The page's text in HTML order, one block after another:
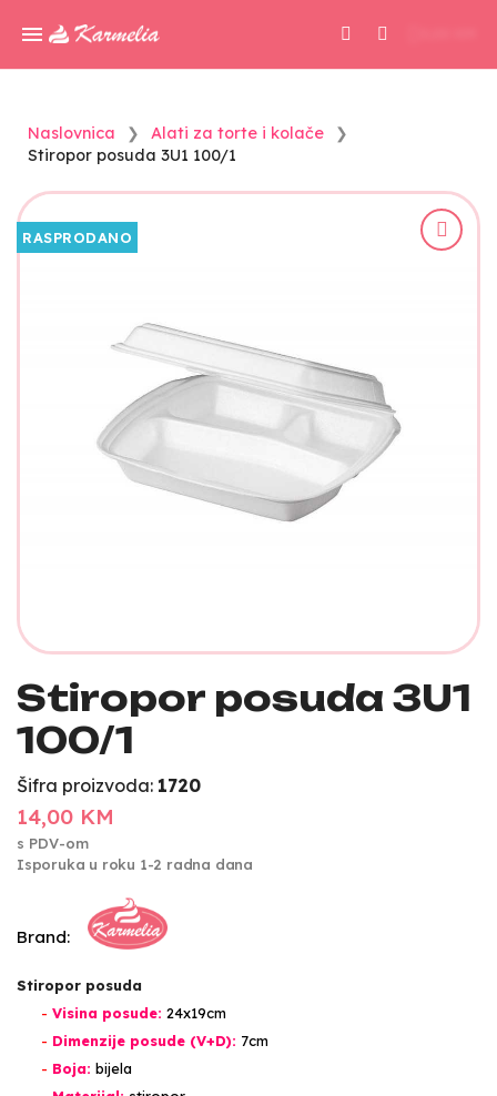
Naslovnica
Alati za torte i kolače
Stiropor posuda 3U1 100/1
RASPRODANO
Stiropor posuda 3U1
100/1
Šifra proizvoda: 1720
14,00 KM
s PDV-om
Isporuka u roku 1-2 radna dana
Brand:
Stiropor posuda
- Visina posude: 24x19cm
- Dimenzije posude (V+D): 7cm
- Boja: bijela